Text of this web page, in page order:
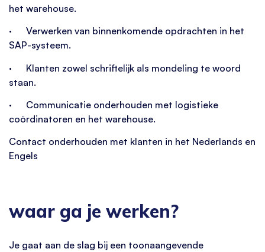
het warehouse.
· Verwerken van binnenkomende opdrachten in het
SAP-systeem.
· Klanten zowel schriftelijk als mondeling te woord
staan.
· Communicatie onderhouden met logistieke
coördinatoren en het warehouse.
Contact onderhouden met klanten in het Nederlands en
Engels
waar ga je werken?
Je gaat aan de slag bij een toonaangevende